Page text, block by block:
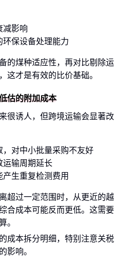
减影响
保设备处理能力
的煤种适应性，再对比剔除运
这才是有效的比价基础。
估的附加成本
很诱人，但跨境运输会显著改
，对中小批量采购不友好
运输周期延长
生重复检测费用
超过一定范围时，从更近的越
合成本可能反而更低。这需要
。
成本拆分明细，特别注意关税
影响。